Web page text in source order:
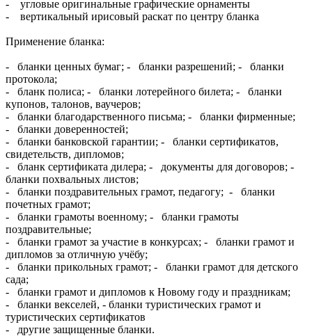
- угловые оригинальные графические орнаменты
- вертикальный ирисовый раскат по центру бланка
Применение бланка:
- бланки ценных бумаг; - бланки разрешений; - бланки
протокола;
- бланк полиса; - бланки лотерейного билета; - бланки
купонов, талонов, ваучеров;
- бланки благодарственного письма; - бланки фирменные;
- бланки доверенностей;
- бланки банковской гарантии; - бланки сертификатов,
свидетельств, дипломов;
- бланк сертификата дилера; - документы для договоров; -
бланки похвальных листов;
- бланки поздравительных грамот, педагогу; - бланки
почетных грамот;
- бланки грамоты военному; - бланки грамоты
поздравительные;
- бланки грамот за участие в конкурсах; - бланки грамот и
дипломов за отличную учёбу;
- бланки прикольных грамот; - бланки грамот для детского
сада;
- бланки грамот и дипломов к Новому году и праздникам;
- бланки векселей, - бланки туристических грамот и
туристических сертификатов
- другие защищенные бланки.